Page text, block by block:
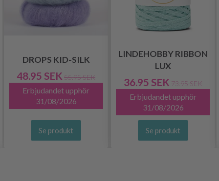
DROPS KID-SILK
48.95 SEK 55.95 SEK
Erbjudandet upphör
31/08/2026
Se produkt
LINDEHOBBY RIBBON
LUX
36.95 SEK 73.95 SEK
Erbjudandet upphör
31/08/2026
Se produkt